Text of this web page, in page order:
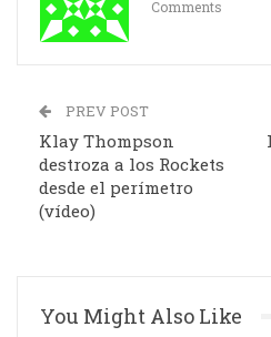
Comments
PREV POST
Klay Thompson
destroza a los Rockets
desde el perímetro
(vídeo)
You Might Also Like